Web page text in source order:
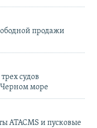
продажи
судов
Черном море
ATACMS и пусковые